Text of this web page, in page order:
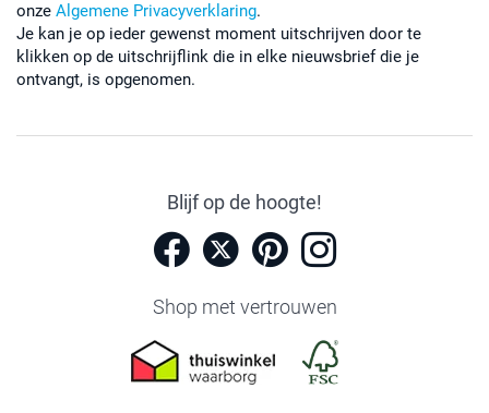
onze Algemene Privacyverklaring.
Je kan je op ieder gewenst moment uitschrijven door te
klikken op de uitschrijflink die in elke nieuwsbrief die je
ontvangt, is opgenomen.
Blijf op de hoogte!
Shop met vertrouwen